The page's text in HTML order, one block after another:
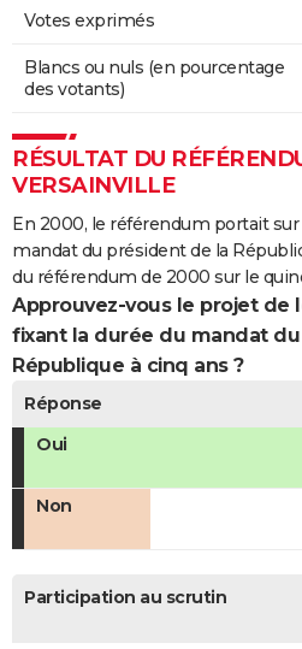
Votes exprimés
Blancs ou nuls (en pourcentage
des votants)
RÉSULTAT DU
VERSAINVILLE
En 2000, le référendum portait
mandat du président de la
du référendum de 2000 sur le
Approuvez-vous le projet de
fixant la durée du mandat
République à cinq ans ?
Réponse
Oui
Non
Participation au scrutin